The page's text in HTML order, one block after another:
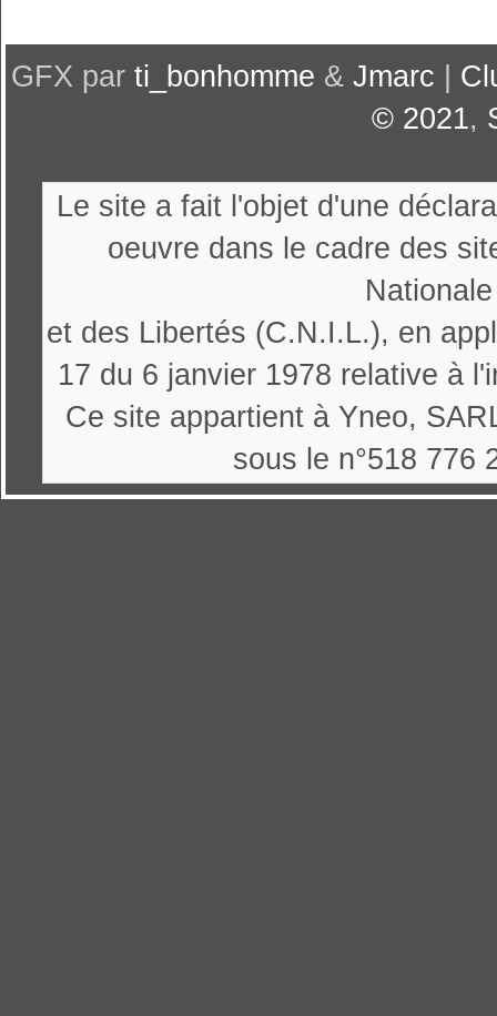
GFX par ti_bonhomme & Jmarc
© 2021,
Le site a fait l'objet d'une
oeuvre dans le cadre des
et des Libertés (C.N.I.L.), en
17 du 6 janvier 1978 relative à
Ce site appartient à Yneo,
sous le n°518 776